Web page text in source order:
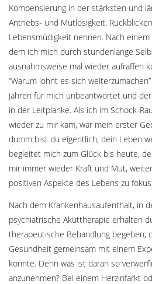
Kompensierung in der stärksten und
Antriebs- und Mutlosigkeit.
Lebensmüdigkeit nennen. Nach einem
dem ich mich durch stundenlange
ausnahmsweise mal wieder aufraffen
“Warum lohnt es sich
Jahren für mich unbeantwortet und
in der Leitplanke. Als ich im Schock-
wieder zu mir kam, war mein erster
dumm bist du eigentlich, dein Leben
begleitet mich zum Glück bis heute,
mir immer wieder Kraft und Mut,
positiven Aspekte des Lebens zu
Nach dem Krankenhausaufenthalt, in
psychiatrische Akuttherapie erhalten
therapeutische Behandlung begeben,
Gesundheit gemeinsam mit einem
konnte. Denn was ist daran so
anzunehmen? Bei einem Herzinfarkt